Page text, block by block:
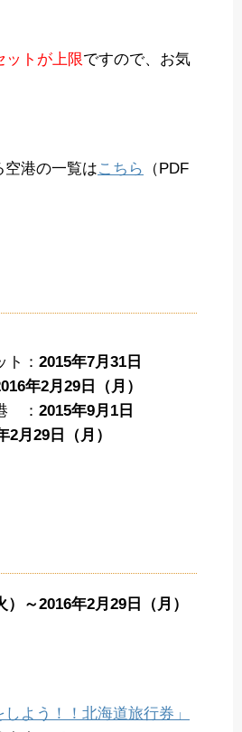
ットが上限ですので、お気
空港の一覧はこちら
（PDF
ト： 2015年7月31日
年2月29日（月）
： 2015年9月1日
2月29日（月）
～2016年2月29日（月）
しよう！！北海道旅行券」